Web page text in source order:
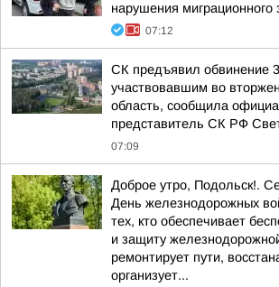
нарушения миграционного
07:12
СК предъявил обвинение
участвовавшим во
область, сообщила
представитель СК РФ
07:09
Доброе утро, Подольск!.
День железнодорожных
тех, кто обеспечивает
и защиту
ремонтирует пути,
организует...